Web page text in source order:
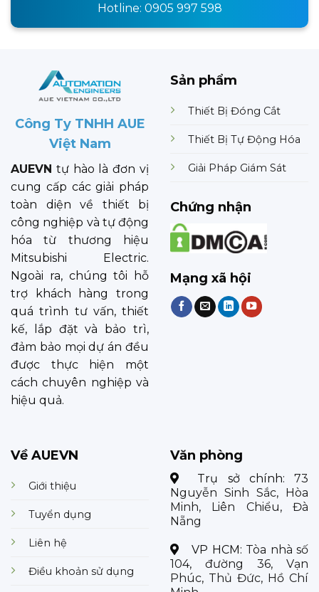
Hotline: 0905 997 598
Công Ty TNHH AUE
Việt Nam
AUEVN tự hào là đơn vị
cung cấp các giải pháp
toàn diện về thiết bị
công nghiệp và tự động
hóa từ thương hiệu
Mitsubishi Electric.
Ngoài ra, chúng tôi hỗ
trợ khách hàng trong
quá trình tư vấn, thiết
kế, lắp đặt và bảo trì,
đảm bảo mọi dự án đều
được thực hiện một
cách chuyên nghiệp và
hiệu quả.
Sản phẩm
Thiết Bị Đóng Cắt
Thiết Bị Tự Động Hóa
Giải Pháp Giám Sát
Chứng nhận
Mạng xã hội
Về AUEVN
Giới thiệu
Tuyển dụng
Liên hệ
Điều khoản sử dụng
Văn phòng
Trụ sở chính: 73
Nguyễn Sinh Sắc, Hòa
Minh, Liên Chiểu, Đà
Nẵng
VP HCM: Tòa nhà số
104, đường 36, Vạn
Phúc, Thủ Đức, Hồ Chí